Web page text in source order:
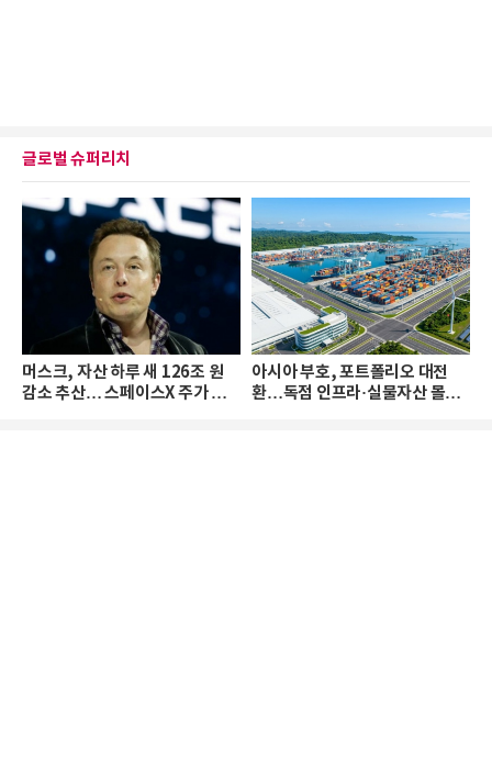
글로벌 슈퍼리치
머스크, 자산 하루 새 126조 원
감소 추산… 스페이스X 주가 하
아시아 부호, 포트폴리오 대전
환…독점 인프라·실물자산 몰린